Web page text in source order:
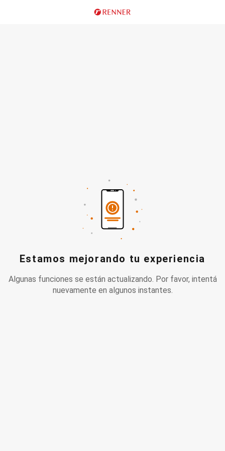
Estamos mejorando tu experiencia
Algunas funciones se están actualizando. Por favor, intentá
nuevamente en algunos instantes.